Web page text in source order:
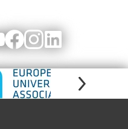
YoutubeFacebookInstagram